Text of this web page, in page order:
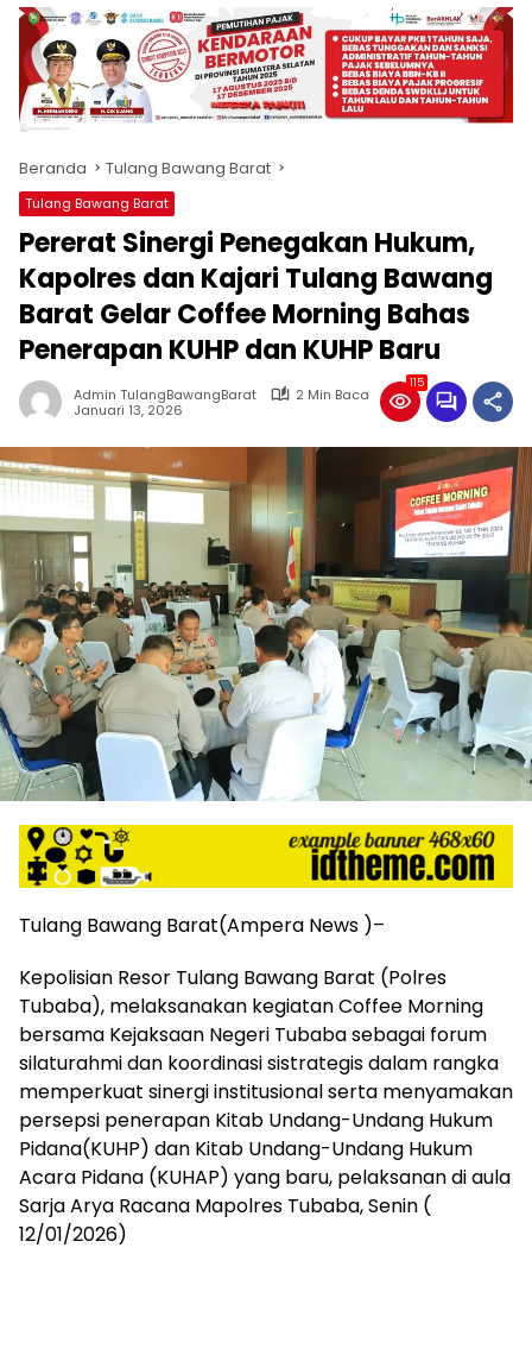
produk
antara
lain
mampu
menjadi
komunikasi
usaha
(beriklan),
fokus
pada
pemberitaan
nasional
maupun
international,
bernuansa
lokal
dan
dinamis,
memiliki
kisaran
harga
iklan
yang
relatif
lebih
murah
dari
Koran
maupun
media
siber
lainnya,
desain
Koran
dan
media
lebih
eksklusif,
bergaya
trendi,
mengandung
unsur
edukasi,
gaya
hidup,
hiburan,
bebas
dari
Beranda Tulang Bawang Barat
Tulang Bawang Barat
Pererat Sinergi Penegakan Hukum,
Kapolres dan Kajari Tulang Bawang
Barat Gelar Coffee Morning Bahas
Penerapan KUHP dan KUHP Baru
Admin TulangBawangBarat
2 Min Baca
Januari 13, 2026
115
Tulang Bawang Barat(Ampera News )–
Kepolisian Resor Tulang Bawang Barat (Polres
Tubaba), melaksanakan kegiatan Coffee Morning
bersama Kejaksaan Negeri Tubaba sebagai forum
silaturahmi dan koordinasi sistrategis dalam rangka
memperkuat sinergi institusional serta menyamakan
persepsi penerapan Kitab Undang-Undang Hukum
Pidana(KUHP) dan Kitab Undang-Undang Hukum
Acara Pidana (KUHAP) yang baru, pelaksanan di aula
Sarja Arya Racana Mapolres Tubaba, Senin (
12/01/2026)